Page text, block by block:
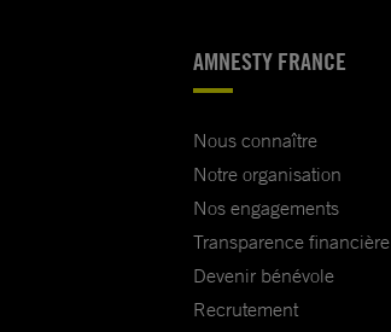
AMNESTY FRANCE
Nous connaître
Notre organisation
Nos engagements
Transparence financière
Devenir bénévole
Recrutement